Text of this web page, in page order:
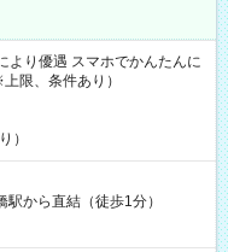
り優遇 スマホでかんたんに
限、条件あり）
）
から直結（徒歩1分）